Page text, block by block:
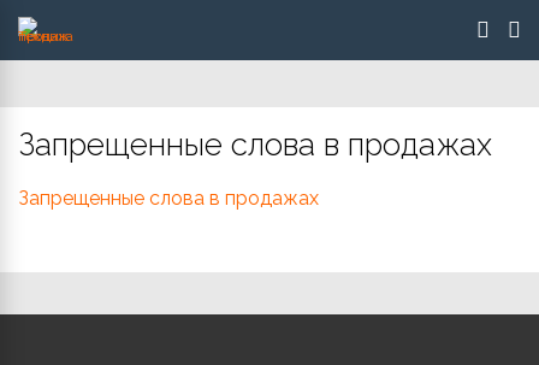
Запрещенные слова в продажах
Запрещенные слова в продажах